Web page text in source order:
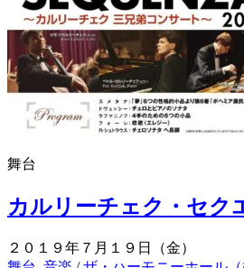
舞台
カルリーチェク・セク
２０１９年７月１９日（金）